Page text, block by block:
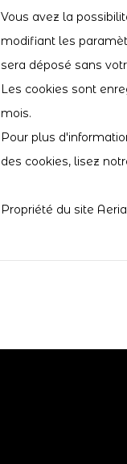
Vous avez la
modifiant les
sera déposé sans
Les cookies sont
mois.
Pour plus
des cookies, lisez
Propriété du site